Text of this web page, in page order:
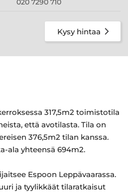
020 7290 710
Kysy hintaa
317,5m2 toimistotila
että avotilasta. Tila on
376,5m2 tilan kanssa.
ala yhteensä 694m2.
Espoon Leppävaarassa.
ja tyylikkäät tilaratkaisut